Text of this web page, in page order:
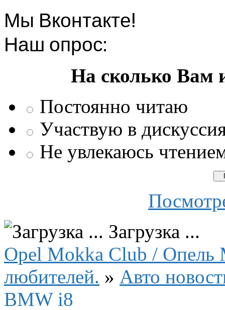
Мы Вконтакте!
Наш опрос:
На сколько Вам
Постоянно читаю
Участвую в
Не увлекаюсь
Загрузка ...
Opel Mokka Club / Опель
любителей. » Авто
BMW i8